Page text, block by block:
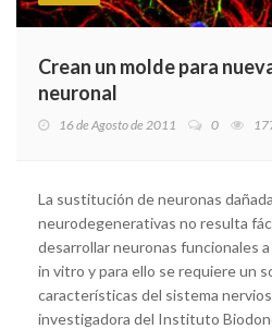
Crean un molde para
neuronal
16 de Agosto de 2011 0
La sustitución de neuronas
neurodegenerativas no resulta
desarrollar neuronas funcionales
in vitro y para ello se requiere un
características del sistema
investigadora del Instituto